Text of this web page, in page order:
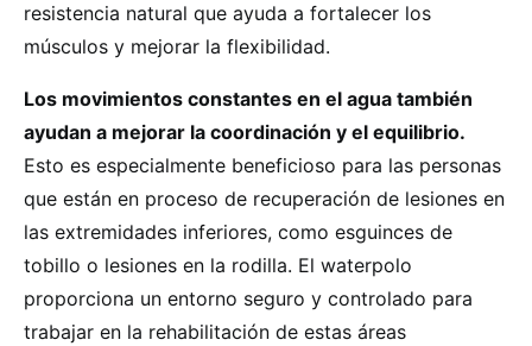
resistencia natural que ayuda a fortalecer los
músculos y mejorar la flexibilidad.
Los movimientos constantes en el agua también
ayudan a mejorar la coordinación y el equilibrio.
Esto es especialmente beneficioso para las personas
que están en proceso de recuperación de lesiones en
las extremidades inferiores, como esguinces de
tobillo o lesiones en la rodilla. El waterpolo
proporciona un entorno seguro y controlado para
trabajar en la rehabilitación de estas áreas